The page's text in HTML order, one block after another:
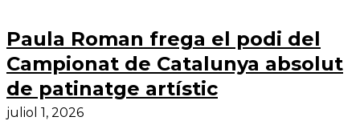
Paula Roman frega el podi del
Campionat de Catalunya absolut
de patinatge artístic
juliol 1, 2026